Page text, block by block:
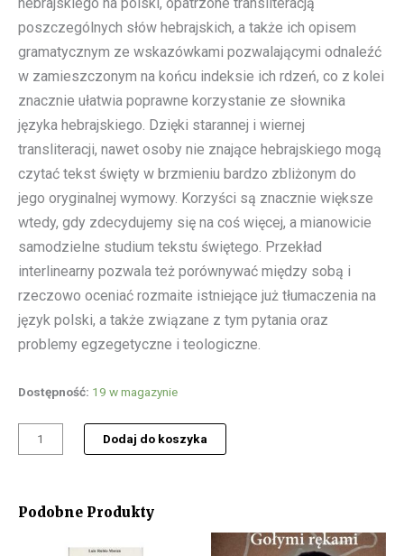
poszczególnych słów hebrajskich, a także ich opisem
gramatycznym ze wskazówkami pozwalającymi odnaleźć
w zamieszczonym na końcu indeksie ich rdzeń, co z kolei
znacznie ułatwia poprawne korzystanie ze słownika
języka hebrajskiego. Dzięki starannej i wiernej
transliteracji, nawet osoby nie znające hebrajskiego mogą
czytać tekst święty w brzmieniu bardzo zbliżonym do
jego oryginalnej wymowy. Korzyści są znacznie większe
wtedy, gdy zdecydujemy się na coś więcej, a mianowicie
samodzielne studium tekstu świętego. Przekład
interlinearny pozwala też porównywać między sobą i
rzeczowo oceniać rozmaite istniejące już tłumaczenia na
język polski, a także związane z tym pytania oraz
problemy egzegetyczne i teologiczne.
Dostępność: 19 w magazynie
ilość
Rodzaju
Dodaj do koszyka
Podobne Produkty